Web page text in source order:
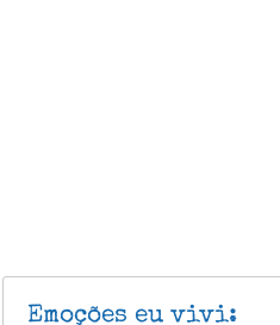
Emoções eu vivi: